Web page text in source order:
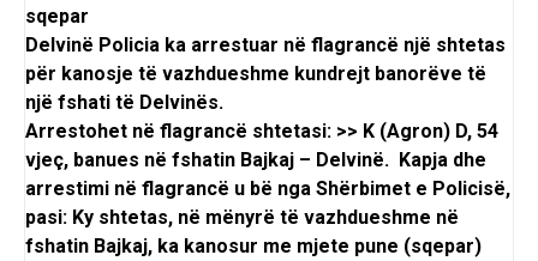
sqepar
Delvinë Policia ka arrestuar në flagrancë një shtetas
për kanosje të vazhdueshme kundrejt banorëve të
një fshati të Delvinës.
Arrestohet në flagrancë shtetasi: >> K (Agron) D, 54
vjeç, banues në fshatin Bajkaj – Delvinë. Kapja dhe
arrestimi në flagrancë u bë nga Shërbimet e Policisë,
pasi: Ky shtetas, në mënyrë të vazhdueshme në
fshatin Bajkaj, ka kanosur me mjete pune (sqepar)